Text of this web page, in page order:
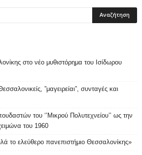
στο νέο μυθιστόρημα του Ισίδωρου
”μαγειρείαι”, συνταγές και
του ‘’Μικρού Πολυτεχνείου’’ ως την
του 1960
το ελεύθερο πανεπιστήμιο Θεσσαλονίκης»